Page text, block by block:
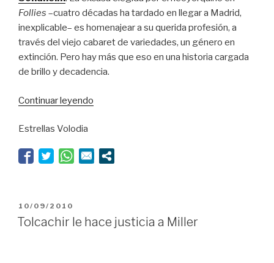
Follies –cuatro décadas ha tardado en llegar a Madrid,
inexplicable– es homenajear a su querida profesión, a
través del viejo cabaret de variedades, un género en
extinción. Pero hay más que eso en una historia cargada
de brillo y decadencia.
Continuar leyendo
Estrellas Volodia
PUBLICADO
EL
10/09/2010
Tolcachir le hace justicia a Miller